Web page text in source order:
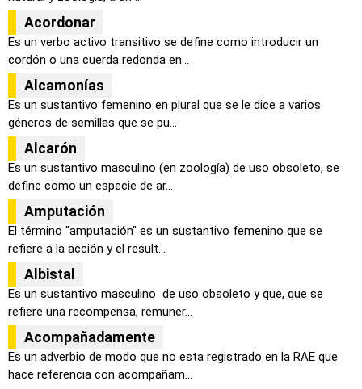
Acordonar
Es un verbo activo transitivo se define como introducir un
cordón o una cuerda redonda en...
Alcamonías
Es un sustantivo femenino en plural que se le dice a varios
géneros de semillas que se pu...
Alcarón
Es un sustantivo masculino (en zoología) de uso obsoleto, se
define como un especie de ar...
Amputación
El término "amputación" es un sustantivo femenino que se
refiere a la acción y el result...
Albistal
Es un sustantivo masculino de uso obsoleto y que, que se
refiere una recompensa, remuner...
Acompañadamente
Es un adverbio de modo que no esta registrado en la RAE que
hace referencia con acompañam...